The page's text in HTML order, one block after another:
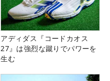
アディダス『コードカオス
27』は強烈な蹴りでパワーを
生む